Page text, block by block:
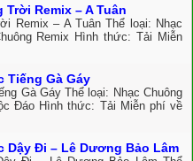
Remix – A Tuân
Remix – A Tuân Thể loại: Nhạc
Remix Hình thức: Tải Miễn
Tiếng Gà Gáy
Gà Gáy Thể loại: Nhạc Chuông
Đáo Hình thức: Tải Miễn phí về
Dậy Đi – Lê Dương Bảo Lâm